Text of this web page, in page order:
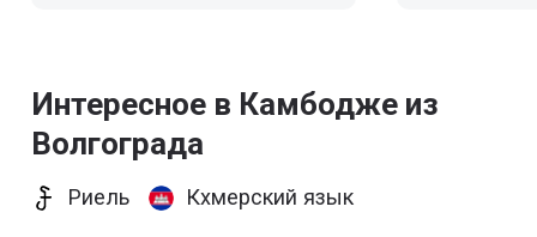
Интересное в Камбодже из
Волгограда
Риель
Кхмерский язык